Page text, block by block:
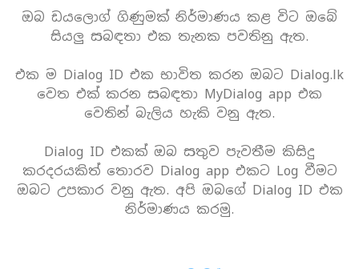
ඔබ ඩයලොග් ගිණුමක් නිර්මාණය කළ විට ඔබේ
සියලු සබඳතා එක තැනක පවතිනු ඇත.
එක ම Dialog ID එක භාවිත කරන ඔබට Dialog.lk
වෙත එක් කරන සබඳතා MyDialog app එක
වෙතින් බැලිය හැකි වනු ඇත.
Dialog ID එකක් ඔබ සතුව පැවතීම කිසිදු
කරදරයකිත් තොරව Dialog app එකට Log වීමට
ඔබට උපකාර වනු ඇත. අපි ඔබගේ Dialog ID එක
නිර්මාණය කරමු.